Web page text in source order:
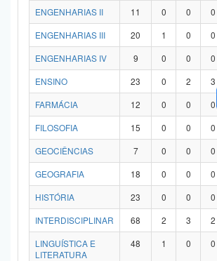
ENGENHARIAS II
11 0 0 0
ENGENHARIAS III
20 1 0 0
ENGENHARIAS IV
9 0 0 0
ENSINO
23 0 2 3
FARMÁCIA
12 0 0 0
FILOSOFIA
15 0 0 0
GEOCIÊNCIAS
7 0 0 0
GEOGRAFIA
18 0 0 0
HISTÓRIA
23 0 0 0
INTERDISCIPLINAR
68 2 3 2
LINGUÍSTICA E
LITERATURA
48 1 0 0